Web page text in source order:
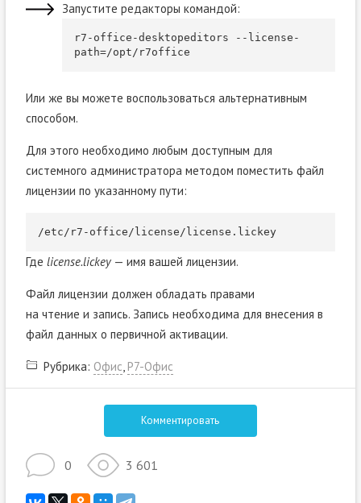
Запустите редакторы командой:
r7 - office -desktopeditors -- license -
path=/opt/ r7office
Или же вы можете воспользоваться альтернативным
способом.
Для этого необходимо любым доступным для
системного администратора методом поместить файл
лицензии по указанному пути:
/etc/ r7 - office/ license/ license . lickey
Где license.lickey— имя вашей лицензии.
Файл лицензии должен обладать правами
на чтение и запись. Запись необходима для внесения в
файл данных о первичной активации.
Рубрика: Офис, Р7-Офис
Комментировать
0 3 601